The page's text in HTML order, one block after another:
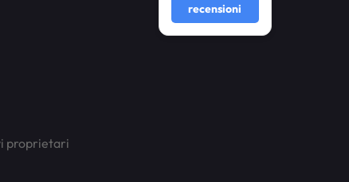
recensioni
proprietari